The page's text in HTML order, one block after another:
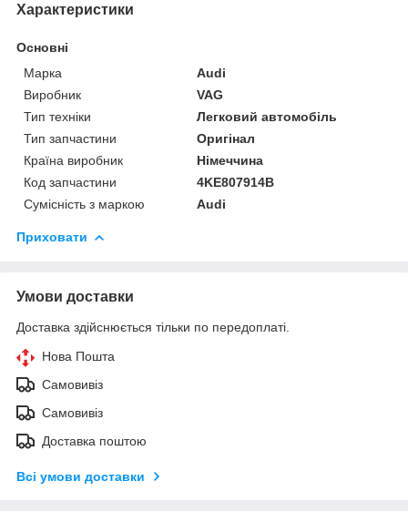
Характеристики
Основні
Марка
Audi
Виробник
VAG
Тип техніки
Легковий автомобіль
Тип запчастини
Оригінал
Країна виробник
Німеччина
Код запчастини
4KE807914B
Сумісність з маркою
Audi
Приховати
Умови доставки
Доставка здійснюється тільки по передоплаті.
Нова Пошта
Самовивіз
Самовивіз
Доставка поштою
Всі умови доставки